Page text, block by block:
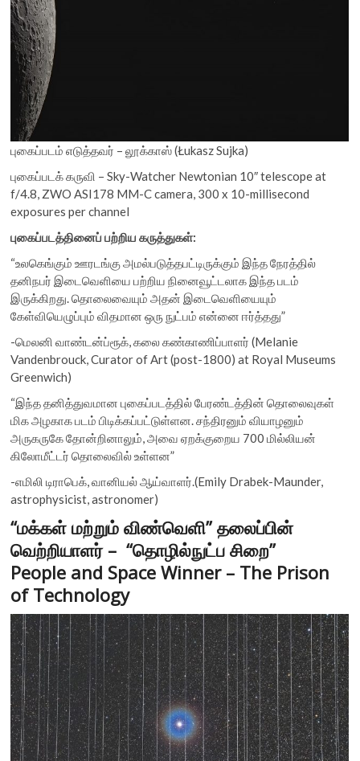
புகைப்படம் எடுத்தவர் – லூக்காஸ் (Łukasz Sujka)
புகைப்படக் கருவி – Sky-Watcher Newtonian 10″ telescope at
f/4.8, ZWO ASI178 MM-C camera, 300 x 10-millisecond
exposures per channel
புகைப்படத்தினைப் பற்றிய கருத்துகள்:
“உலகெங்கும் ஊரடங்கு அமல்படுத்தபட்டிருக்கும் இந்த நேரத்தில்
தனிநபர் இடைவெளியை பற்றிய நினைவூட்டலாக இந்த படம்
இருக்கிறது. தொலைவையும் அதன் இடைவெளியையும்
கேள்வியெழுப்பும் விதமான ஒரு நுட்பம் என்னை ஈர்த்தது”
-மெலனி வாண்டன்ப்ரூக், கலை கண்காணிப்பாளர் (Melanie
Vandenbrouck, Curator of Art (post-1800) at Royal Museums
Greenwich)
“இந்த தனித்துவமான புகைப்படத்தில் பேரண்டத்தின் தொலைவுகள்
மிக அழகாக படம் பிடிக்கப்பட்டுள்ளன. சந்திரனும் வியாழனும்
அருகருகே தோன்றினாலும், அவை ஏறக்குறைய 700 மில்லியன்
கிலோமீட்டர் தொலைவில் உள்ளன”
-எமிலி டிராபெக், வானியல் ஆய்வாளர்.(Emily Drabek-Maunder,
astrophysicist, astronomer)
“மக்கள் மற்றும் விண்வெளி” தலைப்பின்
வெற்றியாளர் – “தொழில்நுட்ப சிறை”
People and Space Winner – The Prison
of Technology